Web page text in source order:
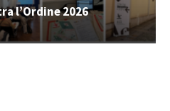
l’Ordine 2026